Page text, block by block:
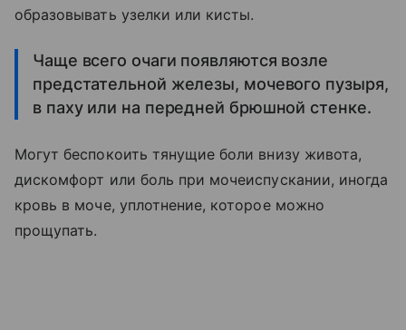
образовывать узелки или кисты.
Чаще всего очаги появляются возле
предстательной железы, мочевого пузыря,
в паху или на передней брюшной стенке.
Могут беспокоить тянущие боли внизу живота,
дискомфорт или боль при мочеиспускании, иногда
кровь в моче, уплотнение, которое можно
прощупать.